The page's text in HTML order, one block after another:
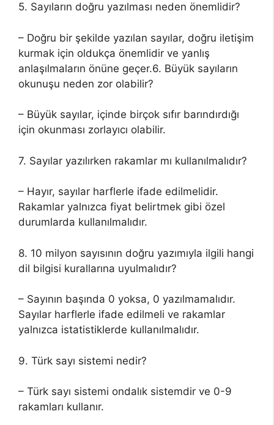
5. Sayıların doğru yazılması neden önemlidir?
– Doğru bir şekilde yazılan sayılar, doğru iletişim
kurmak için oldukça önemlidir ve yanlış
anlaşılmaların önüne geçer.6. Büyük sayıların
okunuşu neden zor olabilir?
– Büyük sayılar, içinde birçok sıfır barındırdığı
için okunması zorlayıcı olabilir.
7. Sayılar yazılırken rakamlar mı kullanılmalıdır?
– Hayır, sayılar harflerle ifade edilmelidir.
Rakamlar yalnızca fiyat belirtmek gibi özel
durumlarda kullanılmalıdır.
8. 10 milyon sayısının doğru yazımıyla ilgili hangi
dil bilgisi kurallarına uyulmalıdır?
– Sayının başında 0 yoksa, 0 yazılmamalıdır.
Sayılar harflerle ifade edilmeli ve rakamlar
yalnızca istatistiklerde kullanılmalıdır.
9. Türk sayı sistemi nedir?
– Türk sayı sistemi ondalık sistemdir ve 0-9
rakamları kullanır.